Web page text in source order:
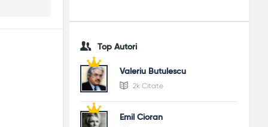
Top Autori
Valeriu Butulescu
2k Citate
Emil Cioran